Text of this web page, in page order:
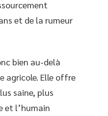
et de la rumeur
bien au-delà
agricole. Elle offre
saine, plus
et l’humain